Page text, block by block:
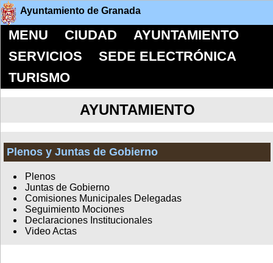
Ayuntamiento de Granada
MENU CIUDAD
AYUNTAMIENTO
SERVICIOS
SEDE ELECTRÓNICA
TURISMO
AYUNTAMIENTO
Plenos y Juntas de Gobierno
Plenos
Juntas de Gobierno
Comisiones Municipales Delegadas
Seguimiento Mociones
Declaraciones Institucionales
Video Actas